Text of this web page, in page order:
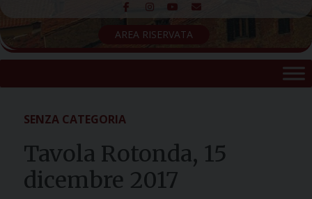
AREA RISERVATA
SENZA CATEGORIA
Tavola Rotonda, 15
dicembre 2017